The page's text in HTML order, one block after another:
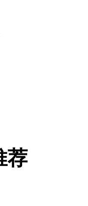
荐